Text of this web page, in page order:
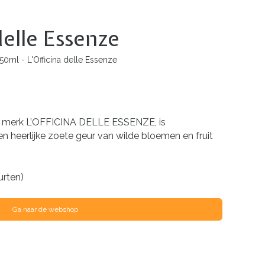
Essenze
- L'Officina delle Essenze
L’OFFICINA DELLE ESSENZE, is
heerlijke zoete geur van wilde bloemen en fruit
Ga naar de webshop